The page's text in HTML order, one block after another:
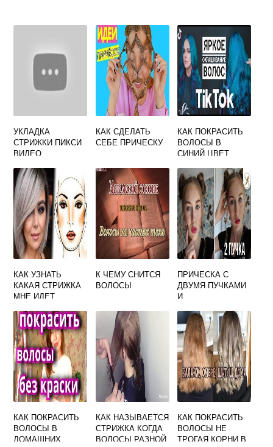
УКЛАДКА
СТРИЖКИ ПИКСИ
ВИДЕО
КАК СДЕЛАТЬ
СЕБЕ ПРИЧЕСКУ
КАК ПОКРАСИТЬ
ВОЛОСЫ В
СИНИЙ ЦВЕТ
КАК УЗНАТЬ
КАКАЯ СТРИЖКА
МНЕ ИДЕТ
К ЧЕМУ СНИТСЯ
ВОЛОСЫ
ПРИЧЕСКА С
ДВУМЯ ПУЧКАМИ
И
ВОЛОСАМИ КАК
СДЕЛАТЬ
ПОЭТАПНО
КАК ПОКРАСИТЬ
ВОЛОСЫ В
ДОМАШНИХ
КАК НАЗЫВАЕТСЯ
СТРИЖКА КОГДА
ВОЛОСЫ РАЗНОЙ
КАК ПОКРАСИТЬ
ВОЛОСЫ НЕ
ТРОГАЯ КОРНИ В